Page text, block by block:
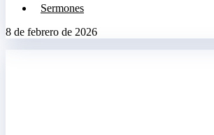
Sermones
8 de febrero de 2026